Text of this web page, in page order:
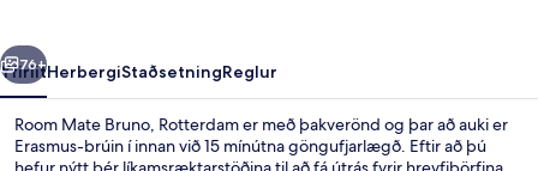
Næsta
76+
YfirlitHerbergiStaðsetningReglur
Room Mate Bruno, Rotterdam er með þakverönd og þar að auki er
Erasmus-brúin í innan við 15 mínútna göngufjarlægð. Eftir að þú